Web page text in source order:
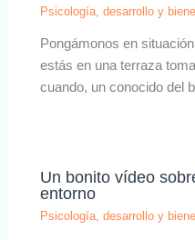
Psicología, desarrollo y
Pongámonos en
estás en una terraza
cuando, un conocido del
Un bonito vídeo
entorno
Psicología, desarrollo y